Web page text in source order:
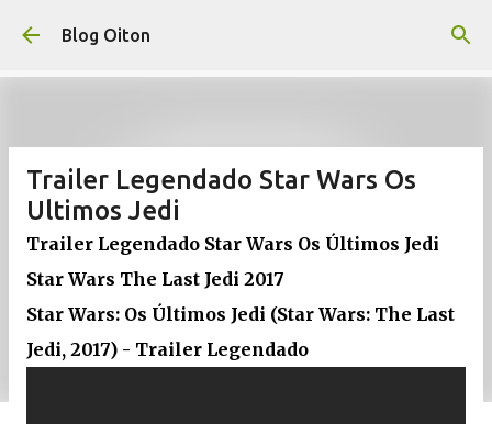
Pular para o conteúdo principal
Blog Oiton
Trailer Legendado Star Wars Os
Ultimos Jedi
Trailer Legendado Star Wars Os Últimos Jedi
Star Wars The Last Jedi 2017
Star Wars: Os Últimos Jedi (Star Wars: The Last
Jedi, 2017) - Trailer Legendado